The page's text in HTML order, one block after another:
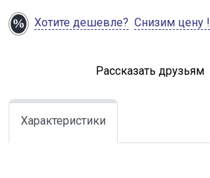
Хотите дешевле? Снизим цену !
Рассказать друзьям
Характеристики